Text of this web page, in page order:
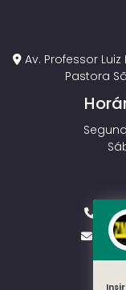
Av. Professor
Pastora
(11)